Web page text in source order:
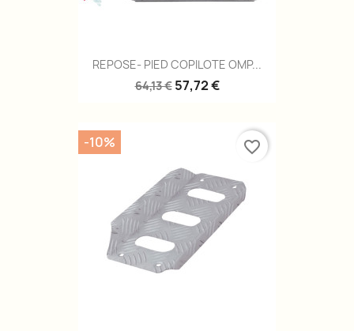
REPOSE- PIED COPILOTE OMP...
64,13 € 57,72 €
-10% favorite_border